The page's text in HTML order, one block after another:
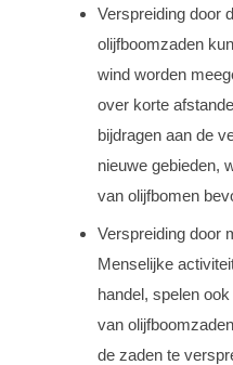
Verspreiding door
olijfboomzaden
wind worden
over korte
bijdragen aan de
nieuwe gebieden,
van olijfbomen
Verspreiding door
Menselijke
handel, spelen
van
de zaden te